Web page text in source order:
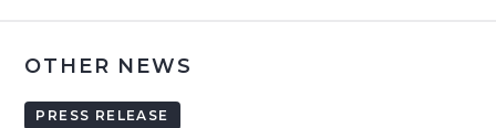
OTHER NEWS
PRESS RELEASE